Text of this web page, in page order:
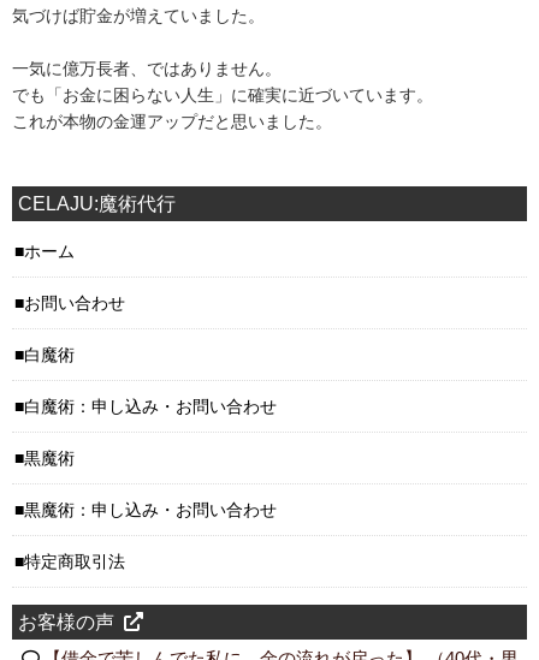
気づけば貯金が増えていました。
一気に億万長者、ではありません。
でも「お金に困らない人生」に確実に近づいています。
これが本物の金運アップだと思いました。
CELAJU:魔術代行
ホーム
お問い合わせ
白魔術
白魔術：申し込み・お問い合わせ
黒魔術
黒魔術：申し込み・お問い合わせ
特定商取引法
お客様の声